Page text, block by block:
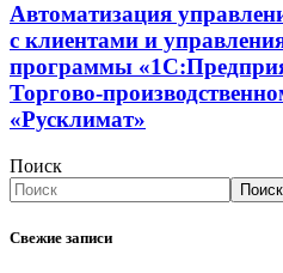
Автоматизация
с клиентами и
программы
Торгово-
«Русклимат»
Поиск
Поиск
Свежие записи